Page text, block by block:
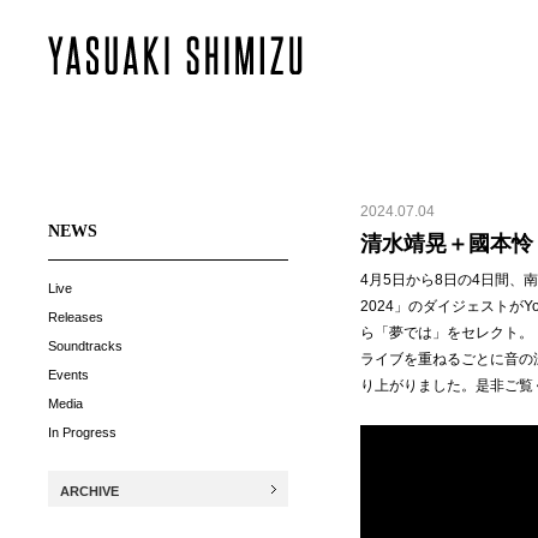
NEWS
Live
Releases
Soundtracks
Events
Media
In Progress
ARCHIVE
2024.07.04
清水靖晃＋國本
4月5日から8日の4日間、
2024」のダイジェストが
ら「夢では」をセレクト。
ライブを重ねるごとに音
り上がりました。是非ご覧